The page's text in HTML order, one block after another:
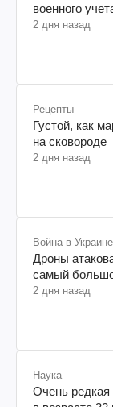
военного
2 дня назад
Рецепты
Густой, как
на сковороде
2 дня назад
Война в Украине
Дроны
самый
2 дня назад
Наука
Очень